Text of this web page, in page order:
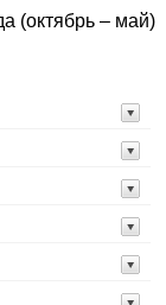
(октябрь – май)